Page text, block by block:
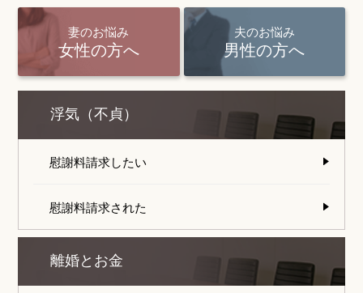
妻のお悩み
女性の方へ
夫のお悩み
男性の方へ
浮気（不貞）
慰謝料請求したい
慰謝料請求された
離婚とお金